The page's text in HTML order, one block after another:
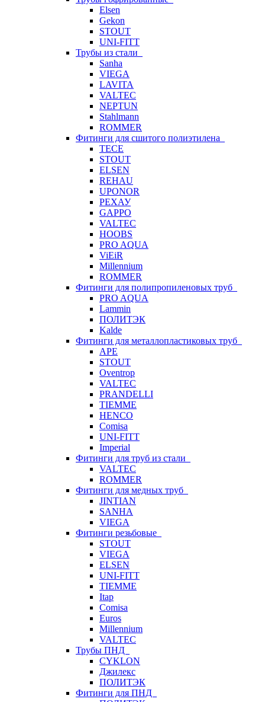
Elsen
Gekon
STOUT
UNI-FITT
Трубы из стали
Sanha
VIEGA
LAVITA
VALTEC
NEPTUN
Stahlmann
ROMMER
Фитинги для сшитого полиэтилена
TECE
STOUT
ELSEN
REHAU
UPONOR
РЕХАУ
GAPPO
VALTEC
HOOBS
PRO AQUA
ViEiR
Millennium
ROMMER
Фитинги для полипропиленовых труб
PRO AQUA
Lammin
ПОЛИТЭК
Kalde
Фитинги для металлопластиковых труб
APE
STOUT
Oventrop
VALTEC
PRANDELLI
TIEMME
HENCO
Comisa
UNI-FITT
Imperial
Фитинги для труб из стали
VALTEC
ROMMER
Фитинги для медных труб
JINTIAN
SANHA
VIEGA
Фитинги резьбовые
STOUT
VIEGA
ELSEN
UNI-FITT
TIEMME
Itap
Comisa
Euros
Millennium
VALTEC
Трубы ПНД
CYKLON
Джилекс
ПОЛИТЭК
Фитинги для ПНД